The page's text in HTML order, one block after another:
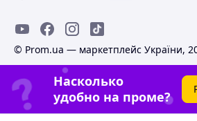
© Prom.ua — маркетплейс України,
Насколько
удобно на проме?